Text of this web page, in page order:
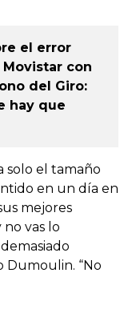
el error
con
del Giro:
hay que
solo el tamaño
en un día en
mejores
no vas lo
Dumoulin. “No